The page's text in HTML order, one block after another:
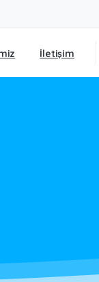
İletişim